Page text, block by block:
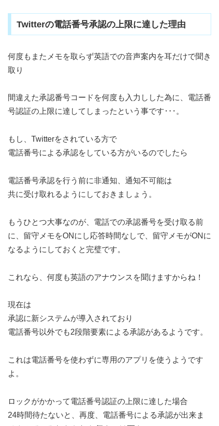
Twitterの電話番号承認の上限に達した理由
何度もまたメモを取らず英語での音声案内を耳だけで聞き
取り
間違えた承認番号コードを何度も入力しした為に、電話番
号認証の上限に達してしまったという事です･･･。
もし、Twitterをされている方で
電話番号による承認をしている方がいるのでしたら
電話番号承認を行う前に非通知、通知不可能は
共に受け取れるようにしておきましょう。
もうひとつ大事なのが、電話での承認番号を受け取る前
に、 留守メモをONにし応答時間なしで、留守メモがONに
なるようにしておくと完璧です。
これなら、何度も英語のアナウンスを聞けますからね！
現在は
承認に新システムが導入されており
電話番号以外でも2段階要素による承認があるようです。
これは電話番号を使わずに専用のアプリを使うようです
よ。
ロックがかかって電話番号認証の上限に達した場合
24時間待たないと、再度、電話番号による承認が出来ま